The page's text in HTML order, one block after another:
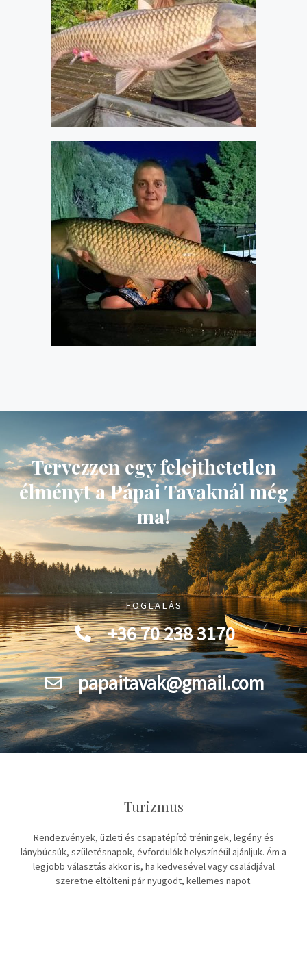
Tervezzen egy felejthetetlen
élményt a Pápai Tavaknál még
ma!
.
FOGLALÁS
+36 70 238 3170
papaitavak@gmail.com
Turizmus
Rendezvények, üzleti és csapatépítő tréningek, legényés
lánybúcsúk, születésnapok, évfordulók helyszínéül ajánljuk. Ám a
legjobb választás akkor is, ha kedvesével vagy családjával
szeretne eltölteni pár nyugodt, kellemes napot.